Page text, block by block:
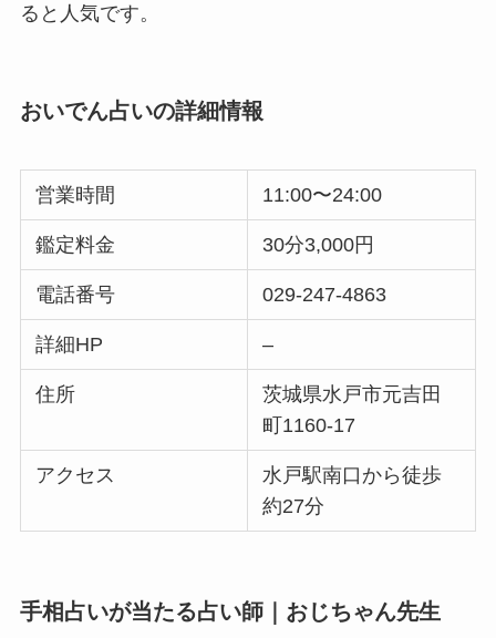
ると人気です。
おいでん占いの詳細情報
営業時間 11:00〜24:00
鑑定料金 30分3,000円
電話番号 029-247-4863
詳細HP –
住所
茨城県水戸市元吉田
町1160-17
アクセス
水戸駅南口から徒歩
約27分
手相占いが当たる占い師｜おじちゃん先生